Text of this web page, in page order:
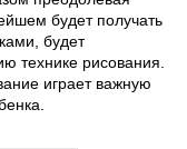
будет получать
будет
технике рисования.
играет важную